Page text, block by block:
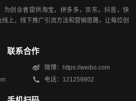
为创业者提供淘宝，拼多多，京东，抖音，快
上，线下推广引流方法和营销思路，让每位创
联系合作
微博：https://weibo.com
电话：121259802